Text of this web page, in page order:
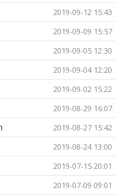
2019-09-12 15:43
2019-09-09 15:57
2019-09-05 12:30
2019-09-04 12:20
2019-09-02 15:22
2019-08-29 16:07
2019-08-27 15:42
2019-08-24 13:00
2019-07-15 20:01
2019-07-09 09:01